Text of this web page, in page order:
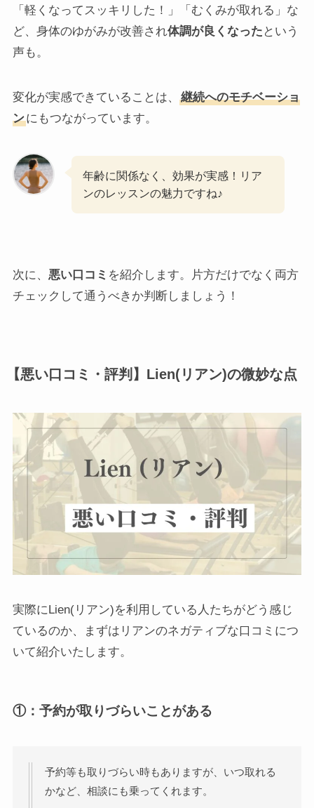
「軽くなってスッキリした！」「むくみが取れる」な
ど、身体のゆがみが改善され体調が良くなった という
声も。
変化が実感できていることは、
継続へのモチベーショ
ンにもつながっています。
年齢に関係なく、効果が実感！リア
ンのレッスンの魅力ですね♪
次に、 悪い口コミ を紹介します。片方だけでなく両方
チェックして通うべきか判断しましょう！
【悪い口コミ・評判】Lien(リアン)の微妙な点
実際にLien(リアン)を利用している人たちがどう感じ
ているのか、まずはリアンのネガティブな口コミにつ
いて紹介いたします。
①：予約が取りづらいことがある
予約等も取りづらい時もありますが、いつ取れる
かなど、相談にも乗ってくれます。